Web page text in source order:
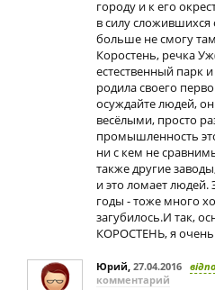
городу и к его
в силу сложившихся
больше не смогу
Коростень, речка
естественный парк
родила своего
осуждайте людей,
весёлыми, просто
промышленность
ни с кем не
также другие
и это ломает людей.
годы - тоже много
загубилось.И так,
КОРОСТЕНЬ, я
Юрий, 27.04.2016
комментарий